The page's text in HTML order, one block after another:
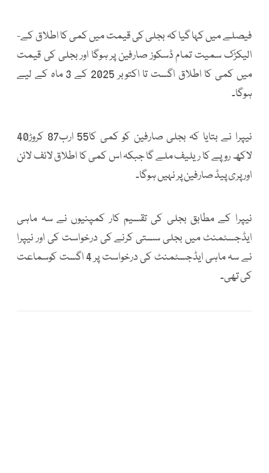
فیصلے میں کہا گیا کہ بجلی کی قیمت میں کمی کا اطلاق کے-
الیکڑک سمیت تمام ڈسکوز صارفین پر ہوگا اور بجلی کی قیمت
میں کمی کا اطلاق اگست تا اکتوبر 2025 کے 3 ماہ کے لیے
ہوگا۔
نیپرا نے بتایا کہ بجلی صارفین کو کمی کا55 ارب87 کروڑ40
لاکھ روپے کا ریلیف ملے گا جبکہ اس کمی کا اطلاق لائف لائن
اور پری پیڈ صارفین پر نہیں ہوگا۔
نیپرا کے مطابق بجلی کی تقسیم کار کمپنیوں نے سہ ماہی
ایڈجسٹمنٹ میں بجلی سستی کرنے کی درخواست کی اور نیپرا
نے سہ ماہی ایڈجسٹمنٹ کی درخواست پر 4 اگست کوسماعت
کی تھی۔